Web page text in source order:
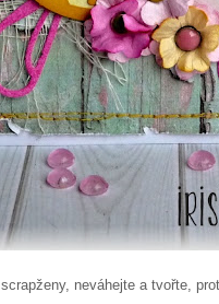
neváhejte a tvořte,